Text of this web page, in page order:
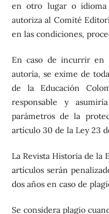
en otro lugar o
autoriza al Comité
en las condiciones,
En caso de incurrir en
autoría, se exime de
de la Educación
responsable y
parámetros de la
artículo 30 de la Ley 23
La Revista Historia de la
artículos serán
dos años en caso de
Se considera plagio